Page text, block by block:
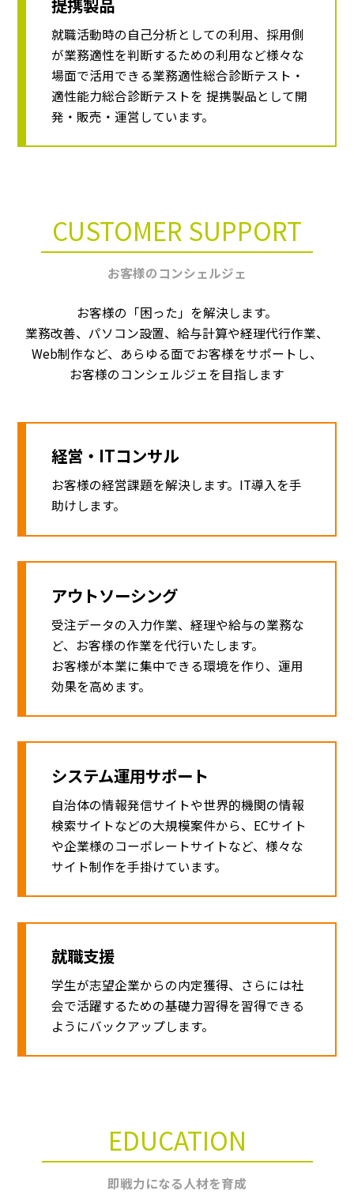
就職活動時の自己分析としての利用、採用側
が業務適性を判断するための利用など様々な
場面で活用できる業務適性総合診断テスト・
適性能力総合診断テストを 提携製品として開
発・販売・運営しています。
CUSTOMER SUPPORT
お客様のコンシェルジェ
お客様の「困った」を解決します。
業務改善、パソコン設置、給与計算や経理代行作業、
Web制作など、 あらゆる面でお客様をサポートし、
お客様のコンシェルジェを目指します
経営・ITコンサル
お客様の経営課題を解決します。IT導入を手
助けします。
アウトソーシング
受注データの入力作業、経理や給与の業務な
ど、お客様の作業を代行いたします。
お客様が本業に集中できる環境を作り、運用
効果を高めます。
システム運用サポート
自治体の情報発信サイトや世界的機関の情報
検索サイトなどの大規模案件から、ECサイト
や企業様のコーポレートサイトなど、様々な
サイト制作を手掛けています。
就職支援
学生が志望企業からの内定獲得、さらには社
会で活躍するための基礎力習得を習得できる
ようにバックアップします。
EDUCATION
即戦力になる人材を育成